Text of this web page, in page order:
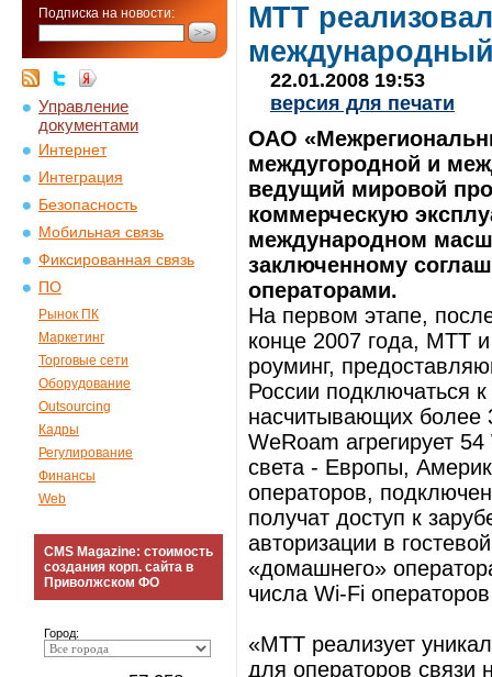
Подписка на новости:
Управление
документами
Интернет
Интеграция
Безопасность
Мобильная связь
Фиксированная связь
ПО
Рынок ПК
Маркетинг
Торговые сети
Оборудование
Outsourcing
Кадры
Регулирование
Финансы
Web
CMS Magazine: стоимость
создания корп. сайта в
Приволжском ФО
Город:
МТТ
22.01.2008 19:53
версия для печати
ОАО
междугородной и
ведущий мировой
коммерческую
международном
заключенному
операторами.
На первом этапе,
конце 2007 года, МТТ
роуминг,
России подключаться
насчитывающих более
WeRoam агрегирует
света - Европы,
операторов,
получат доступ к
авторизации в
«домашнего»
числа Wi-Fi
«МТТ реализует
для операторов связи